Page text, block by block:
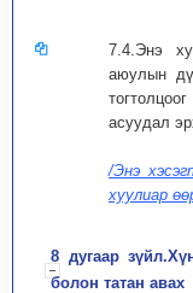
7.4.Энэ
аюулын
асуудал
/Энэ
хуулиар
8 дугаар
болон татан авах